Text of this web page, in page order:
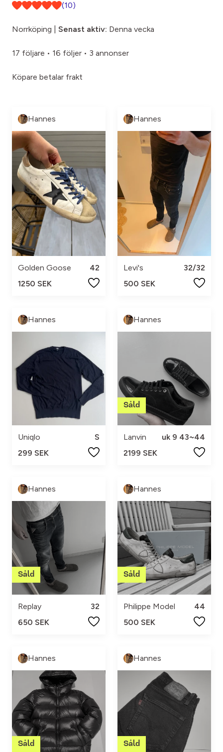
(10)
Norrköping | Senast aktiv: Denna vecka
17 följare • 16 följer • 3 annonser
Köpare betalar frakt
Hannes
Golden Goose
42
1250 SEK
Hannes
Levi's
32/32
500 SEK
Hannes
Uniqlo
S
299 SEK
Hannes
Lanvin
uk 9 43~44
2199 SEK
Hannes
Replay
32
650 SEK
Hannes
Philippe Model
44
500 SEK
Hannes Hannes